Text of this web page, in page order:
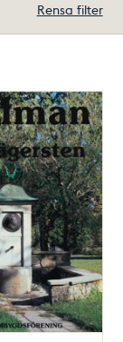
Rensa filter